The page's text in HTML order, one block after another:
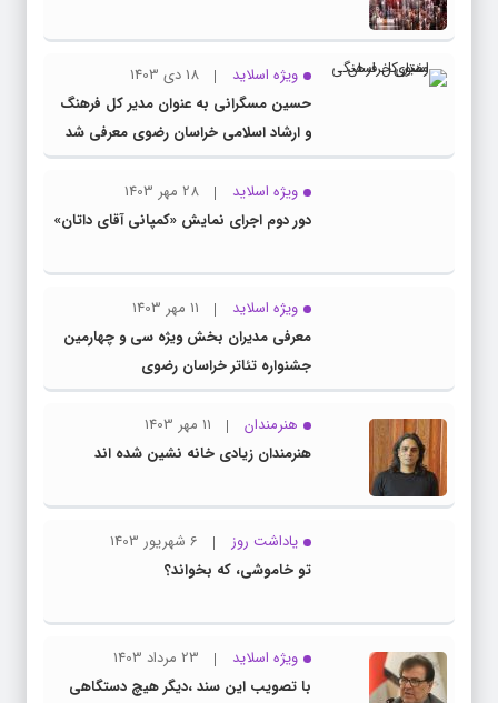
ویژه اسلاید
18 دی 1403
حسین مسگرانی به عنوان مدیر کل فرهنگ
و ارشاد اسلامی خراسان رضوی معرفی شد
ویژه اسلاید
28 مهر 1403
دور دوم اجرای نمایش «کمپانی آقای داتان»
ویژه اسلاید
11 مهر 1403
معرفی مدیران بخش ویژه سی و چهارمین
جشنواره تئاتر خراسان رضوی
هنرمندان
11 مهر 1403
هنرمندان زیادی خانه نشین شده اند
یاداشت روز
6 شهریور 1403
تو خاموشی، که بخواند؟
ویژه اسلاید
23 مرداد 1403
با تصویب این سند ،دیگر هیچ دستگاهی